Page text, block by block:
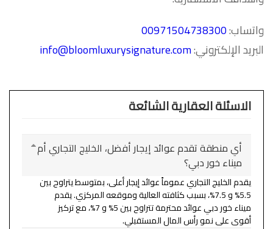
واتساب:00971504738300
البريد الإلكتروني:info@bloomluxurysignature.com
الاسئلة العقارية الشائعة
أي منطقة تقدم عوائد إيجار أفضل، الخليج التجاري أم
ميناء خور دبي؟
يقدم الخليج التجاري عموماً عوائد إيجار أعلى، بمتوسط يتراوح بين
5.5% و 7.5%، بسبب كثافته العالية وموقعه المركزي. يقدم
ميناء خور دبي عوائد محترمة تتراوح بين 5% و 7%، مع تركيز
أقوى على نمو رأس المال المستقبلي.